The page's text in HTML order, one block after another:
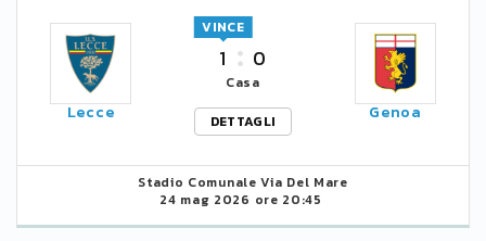
Lecce
1
VINCE
0
Casa
DETTAGLI
Genoa
Stadio Comunale Via Del Mare
24 mag 2026 ore 20:45